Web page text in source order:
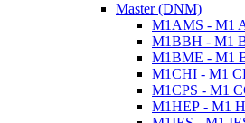
Master (DNM)
M1AMS - M1
M1BBH - M1
M1BME - M1
M1CHI - M1
M1CPS - M1
M1HEP - M1